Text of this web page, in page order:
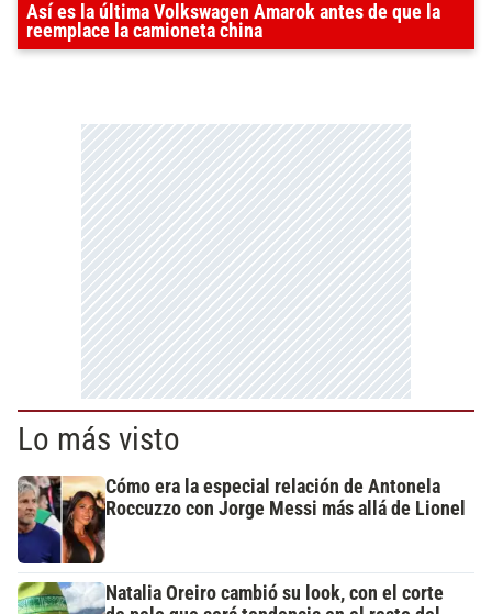
Así es la última Volkswagen Amarok antes de que la
reemplace la camioneta china
Lo más visto
Cómo era la especial relación de Antonela
Roccuzzo con Jorge Messi más allá de Lionel
Natalia Oreiro cambió su look, con el corte